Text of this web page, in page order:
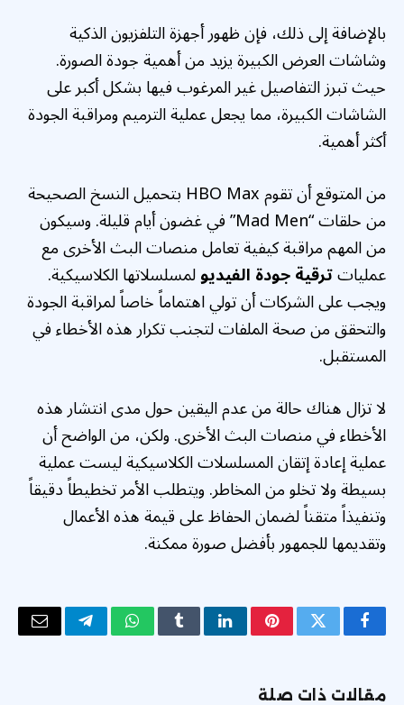
بالإضافة إلى ذلك، فإن ظهور أجهزة التلفزيون الذكية
وشاشات العرض الكبيرة يزيد من أهمية جودة الصورة.
حيث تبرز التفاصيل غير المرغوب فيها بشكل أكبر على
الشاشات الكبيرة، مما يجعل عملية الترميم ومراقبة الجودة
أكثر أهمية.
من المتوقع أن تقوم HBO Max بتحميل النسخ الصحيحة
من حلقات “Mad Men” في غضون أيام قليلة. وسيكون
من المهم مراقبة كيفية تعامل منصات البث الأخرى مع
عملياتترقية جودة الفيديولمسلسلاتها الكلاسيكية.
ويجب على الشركات أن تولي اهتماماً خاصاً لمراقبة الجودة
والتحقق من صحة الملفات لتجنب تكرار هذه الأخطاء في
المستقبل.
لا تزال هناك حالة من عدم اليقين حول مدى انتشار هذه
الأخطاء في منصات البث الأخرى. ولكن، من الواضح أن
عملية إعادة إتقان المسلسلات الكلاسيكية ليست عملية
بسيطة ولا تخلو من المخاطر. ويتطلب الأمر تخطيطاً دقيقاً
وتنفيذاً متقناً لضمان الحفاظ على قيمة هذه الأعمال
وتقديمها للجمهور بأفضل صورة ممكنة.
فيسبوكتويتر بينتيريستلينكدإنTumblrواتسابتيلقرامالبريد
مقالات ذات صلة